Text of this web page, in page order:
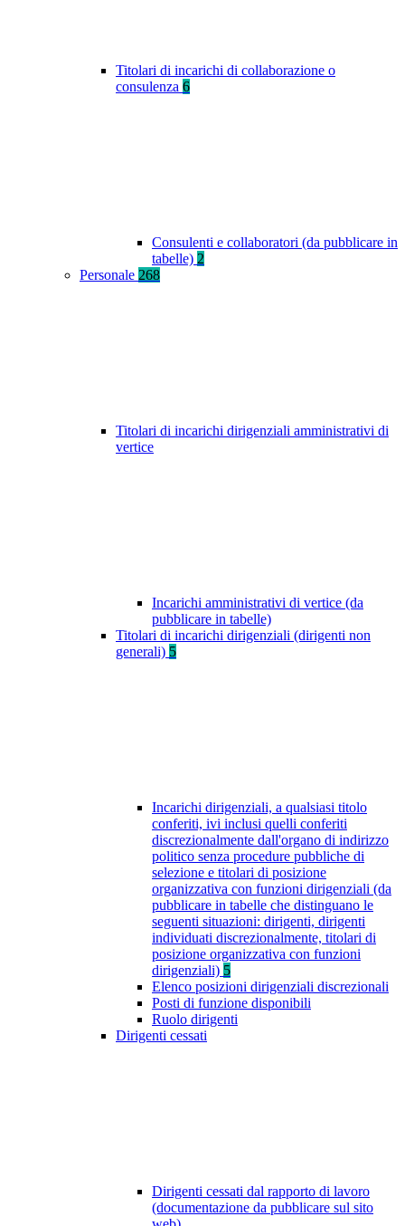
Titolari di incarichi di collaborazione o
consulenza 6
Consulenti e collaboratori (da pubblicare in
tabelle) 2
Personale 268
Titolari di incarichi dirigenziali amministrativi di
vertice
Incarichi amministrativi di vertice (da
pubblicare in tabelle)
Titolari di incarichi dirigenziali (dirigenti non
generali) 5
Incarichi dirigenziali, a qualsiasi titolo
conferiti, ivi inclusi quelli conferiti
discrezionalmente dall'organo di indirizzo
politico senza procedure pubbliche di
selezione e titolari di posizione
organizzativa con funzioni dirigenziali (da
pubblicare in tabelle che distinguano le
seguenti situazioni: dirigenti, dirigenti
individuati discrezionalmente, titolari di
posizione organizzativa con funzioni
dirigenziali) 5
Elenco posizioni dirigenziali discrezionali
Posti di funzione disponibili
Ruolo dirigenti
Dirigenti cessati
Dirigenti cessati dal rapporto di lavoro
(documentazione da pubblicare sul sito